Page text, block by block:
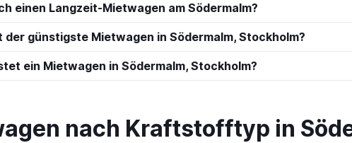
einen Langzeit-Mietwagen am Södermalm?
der günstigste Mietwagen in Södermalm, Stockholm?
ein Mietwagen in Södermalm, Stockholm?
nach Kraftstofftyp in